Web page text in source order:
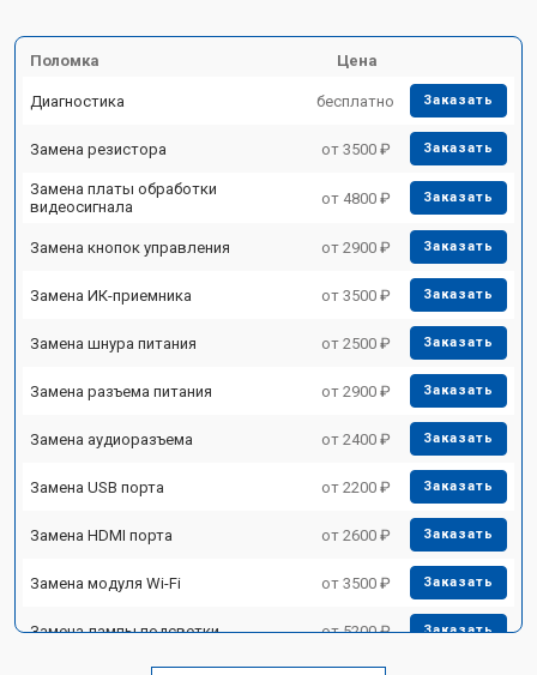
Поломка Цена
Диагностика бесплатно Заказать
Замена резистора от 3500 ₽ Заказать
Замена платы обработки
видеосигнала
от 4800 ₽ Заказать
Замена кнопок управления от 2900 ₽ Заказать
Замена ИК-приемника от 3500 ₽ Заказать
Замена шнура питания от 2500 ₽ Заказать
Замена разъема питания от 2900 ₽ Заказать
Замена аудиоразъема от 2400 ₽ Заказать
Замена USB порта от 2200 ₽ Заказать
Замена HDMI порта от 2600 ₽ Заказать
Замена модуля Wi-Fi от 3500 ₽ Заказать
Замена лампы подсветки от 5200 ₽ Заказать